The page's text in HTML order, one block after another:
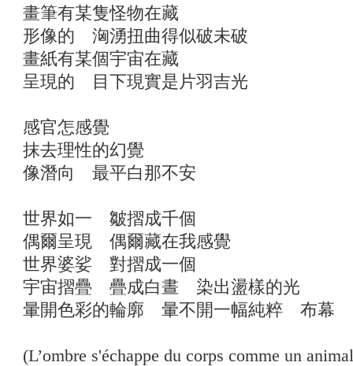
畫筆有某隻怪物在藏
形像的 洶湧扭曲得似破未破
畫紙有某個宇宙在藏
呈現的 目下現實是片羽吉光
感官怎感覺
抹去理性的幻覺
像潛向 最平白那不安
世界如一 皺摺成千個
偶爾呈現 偶爾藏在我感覺
世界婆娑 對摺成一個
宇宙摺疊 疊成白晝 染出盪樣的光
暈開色彩的輪廓 暈不開一幅純粹 布幕
(L’ombre s'échappe du corps comme un